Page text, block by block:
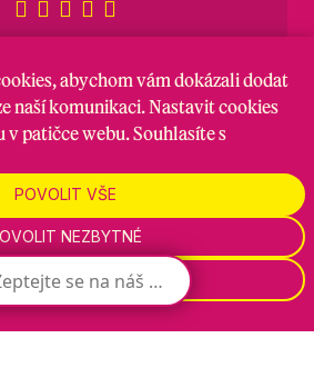
, abychom vám dokázali dodat
naší komunikaci. Nastavit cookies
v patičce webu. Souhlasíte s
NEZBYTNÉ
NASTAVENÍ
POVOLIT VŠE